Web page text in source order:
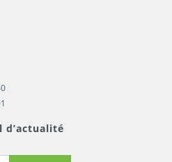
d’actualité